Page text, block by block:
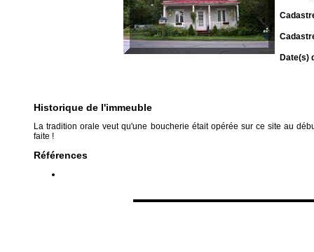
Historique de l'immeuble
La tradition orale veut qu'une boucherie était opérée sur ce site au
faite !
Références